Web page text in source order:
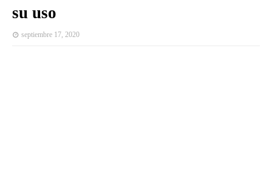
su uso
septiembre 17, 2020